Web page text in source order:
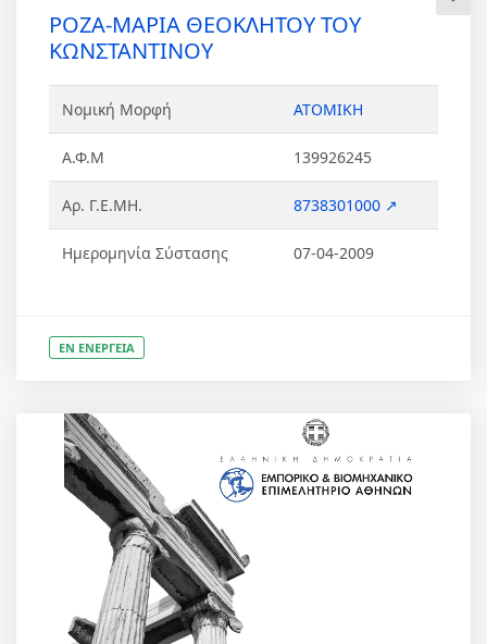
ΡΟΖΑ-ΜΑΡΙΑ ΘΕΟΚΛΗΤΟΥ ΤΟΥ
ΚΩΝΣΤΑΝΤΙΝΟΥ
Νομική Μορφή ΑΤΟΜΙΚΗ
Α.Φ.Μ 139926245
Αρ. Γ.Ε.ΜΗ. 8738301000 ↗
Ημερομηνία Σύστασης 07-04-2009
ΕΝ ΕΝΕΡΓΕΙΑ